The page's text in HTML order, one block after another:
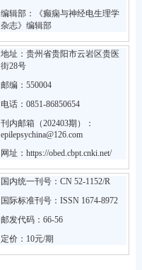
编辑部：《癫痫与神经电生理学
杂志》编辑部
地址：贵州省贵阳市云岩区贵医
街28号
邮编：550004
电话：0851-86850654
刊内邮箱（202403期）：
epilepsychina@126.com
网址： https://obed.cbpt.cnki.net/
国内统一刊号：CN 52-1152/R
国际标准刊号：ISSN 1674-8972
邮发代码：66-56
定价：10元/期